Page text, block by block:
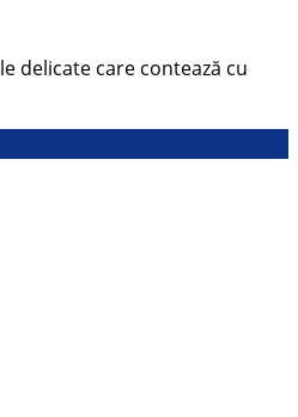
delicate care contează cu